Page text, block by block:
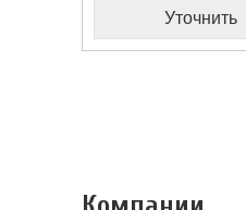
Уточнить